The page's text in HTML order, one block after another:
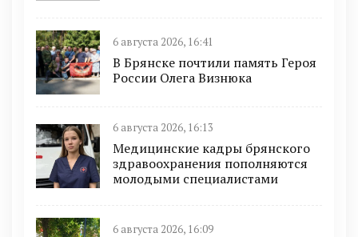
6 августа 2026, 16:41
В Брянске почтили память Героя
России Олега Визнюка
6 августа 2026, 16:13
Медицинские кадры брянского
здравоохранения пополняются
молодыми специалистами
6 августа 2026, 16:09